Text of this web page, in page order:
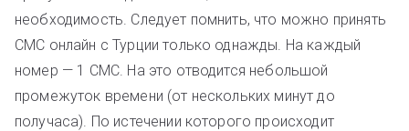
необходимость. Следует помнить, что можно принять
СМС онлайн с Турции только однажды. На каждый
номер — 1 СМС. На это отводится небольшой
промежуток времени (от нескольких минут до
получаса). По истечении которого происходит